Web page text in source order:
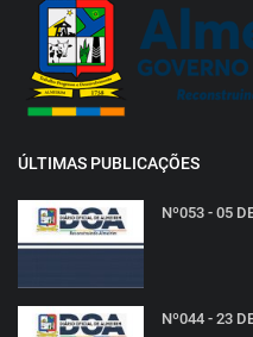
ÚLTIMAS PUBLICAÇÕES
Nº053 - 05
Nº044 - 23